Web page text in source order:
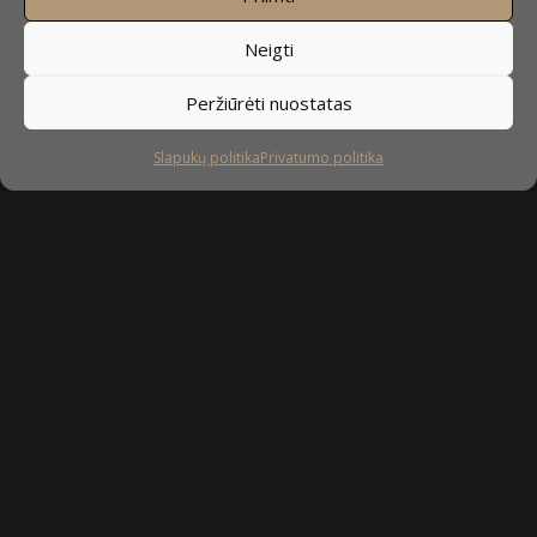
Neigti
Peržiūrėti nuostatas
Slapukų politikaPrivatumo politika